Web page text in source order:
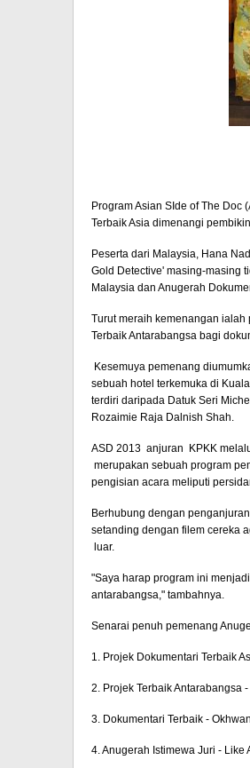
Program Asian SIde of The
Terbaik Asia dimenangi
Peserta dari Malaysia, Hana
Gold Detective' masing-masing
Malaysia dan Anugerah
Turut meraih kemenangan ialah
Terbaik Antarabangsa bagi
Kesemuya pemenang
sebuah hotel terkemuka di
terdiri daripada Datuk Seri
Rozaimie Raja Dalnish Shah.
ASD 2013 anjuran KPKK
merupakan sebuah program
pengisian acara meliputi
Berhubung dengan
setanding dengan filem cereka
luar.
"Saya harap program ini
antarabangsa," tambahnya.
Senarai penuh pemenang
1. Projek Dokumentari Terbaik
2. Projek Terbaik Antarabangsa
3. Dokumentari Terbaik -
4. Anugerah Istimewa Juri - Like